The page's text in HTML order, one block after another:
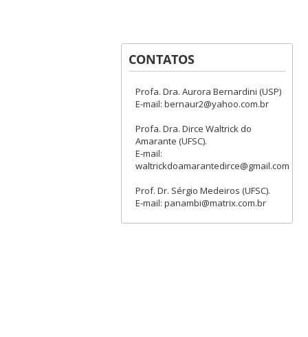
CONTATOS
Profa. Dra. Aurora Bernardini (USP)
E-mail: bernaur2@yahoo.com.br
Profa. Dra. Dirce Waltrick do
Amarante (UFSC).
E-mail:
waltrickdoamarantedirce@gmail.com
Prof. Dr. Sérgio Medeiros (UFSC).
E-mail: panambi@matrix.com.br